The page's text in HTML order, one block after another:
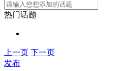
热门话题
上一页 下一页
发布